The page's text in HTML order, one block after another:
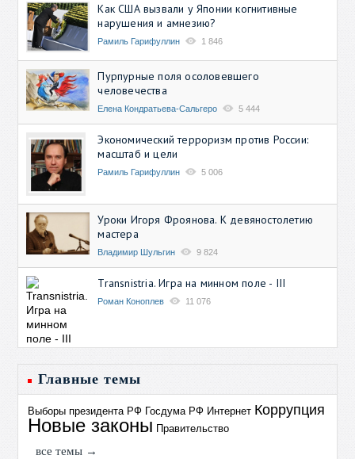
Как США вызвали у Японии когнитивные
нарушения и амнезию?
Рамиль Гарифуллин 1 846
Пурпурные поля осоловевшего
человечества
Елена Кондратьева-Сальгеро 5 444
Экономический терроризм против России:
масштаб и цели
Рамиль Гарифуллин 5 006
Уроки Игоря Фроянова. К девяностолетию
мастера
Владимир Шульгин 9 824
Transnistria. Игра на минном поле - III
Роман Коноплев 11 076
Главные темы
Выборы президента РФ Госдума РФ Интернет Коррупция
Новые законы Правительство
все темы →